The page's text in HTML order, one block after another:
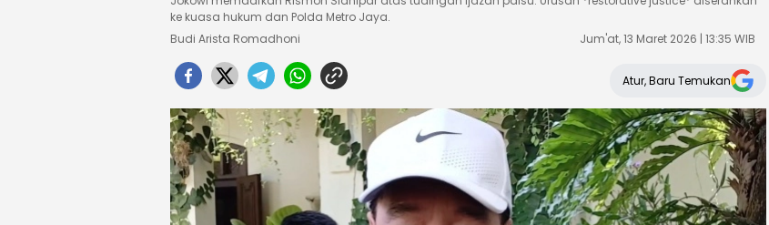
ke kuasa hukum dan Polda Metro Jaya.
Budi Arista Romadhoni
Jum'at, 13 Maret 2026 | 13:35 WIB
Atur, Baru Temukan